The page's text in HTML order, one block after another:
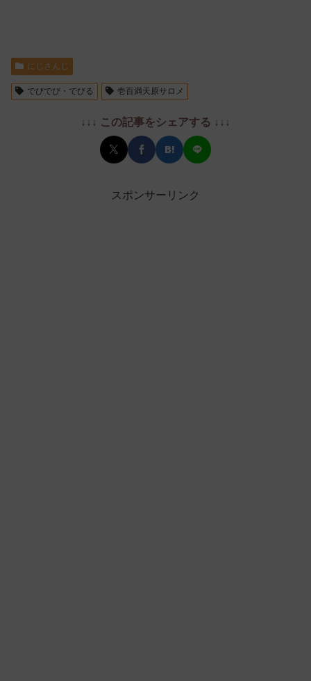
にじさんじ
でびでび・でびる 壱百満天原サロメ
↓↓↓ この記事をシェアする ↓↓↓
スポンサーリンク